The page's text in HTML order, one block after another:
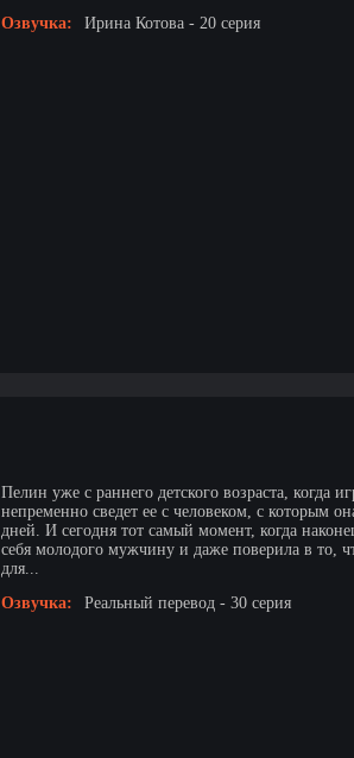
Озвучка:
Ирина Котова - 20 серия
Пелин уже с раннего детского возраста, когда
непременно сведет ее с человеком, с которым
дней. И сегодня тот самый момент, когда
себя молодого мужчину и даже поверила в то,
для...
Озвучка:
Реальный перевод - 30 серия